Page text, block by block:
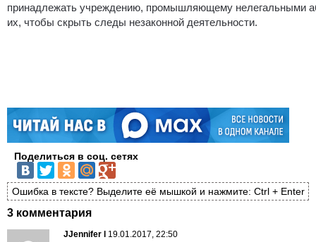
принадлежать учреждению, промышляющему нелегальными
их, чтобы скрыть следы незаконной деятельности.
Поделиться в соц. сетях
Ошибка в тексте? Выделите её мышкой и нажмите: Ctrl + Enter
3 комментария
JJennifer l 19.01.2017, 22:50